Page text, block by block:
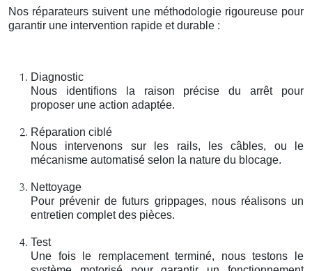
Nos réparateurs suivent une méthodologie rigoureuse pour
garantir une intervention rapide et durable :
Diagnostic
Nous identifions la raison précise du arrêt pour
proposer une action adaptée.
Réparation ciblé
Nous intervenons sur les rails, les câbles, ou le
mécanisme automatisé selon la nature du blocage.
Nettoyage
Pour prévenir de futurs grippages, nous réalisons un
entretien complet des pièces.
Test
Une fois le remplacement terminé, nous testons le